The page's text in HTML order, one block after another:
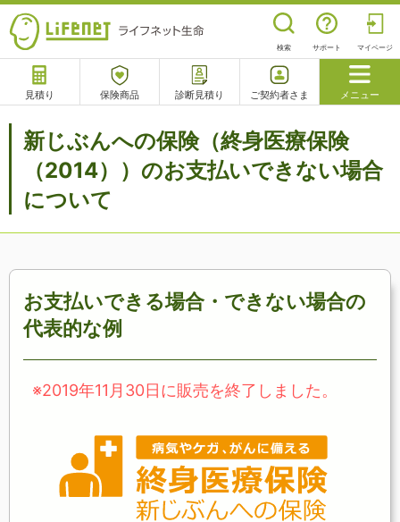
検索 サポート マイページ
見積り 保険商品 診断見積り ご契約者さま メニュー
サポート
新じぶんへの保険（終身医療保険
（2014））のお支払いできない場合
について
お支払いできる場合・できない場合の
代表的な例
※2019年11月30日に販売を終了しました。